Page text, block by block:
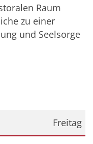
Raum
zu einer
und Seelsorge
Freitag